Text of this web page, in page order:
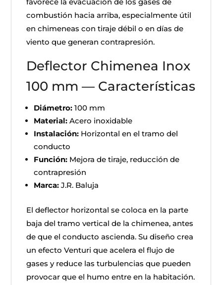
combustión hacia arriba, especialmente útil
en chimeneas con tiraje débil o en días de
viento que generan contrapresión.
Deflector Chimenea Inox
100 mm — Características
Diámetro: 100 mm
Material: Acero inoxidable
Instalación: Horizontal en el tramo del
conducto
Función: Mejora de tiraje, reducción de
contrapresión
Marca: J.R. Baluja
El deflector horizontal se coloca en la parte
baja del tramo vertical de la chimenea, antes
de que el conducto ascienda. Su diseño crea
un efecto Venturi que acelera el flujo de
gases y reduce las turbulencias que pueden
provocar que el humo entre en la habitación.